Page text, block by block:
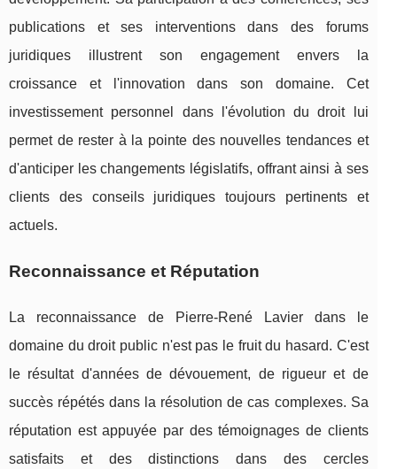
publications et ses interventions dans des forums
juridiques illustrent son engagement envers la
croissance et l'innovation dans son domaine. Cet
investissement personnel dans l'évolution du droit lui
permet de rester à la pointe des nouvelles tendances et
d'anticiper les changements législatifs, offrant ainsi à ses
clients des conseils juridiques toujours pertinents et
actuels.
Reconnaissance et Réputation
La reconnaissance de Pierre-René Lavier dans le
domaine du droit public n'est pas le fruit du hasard. C'est
le résultat d'années de dévouement, de rigueur et de
succès répétés dans la résolution de cas complexes. Sa
réputation est appuyée par des témoignages de clients
satisfaits et des distinctions dans des cercles